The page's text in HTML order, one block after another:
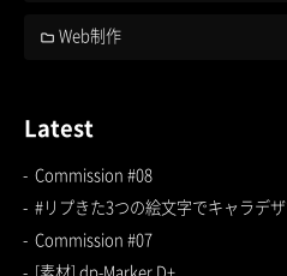
Web制作
Latest
Commission #08
#リプきた3つの絵文字でキャラデ
Commission #07